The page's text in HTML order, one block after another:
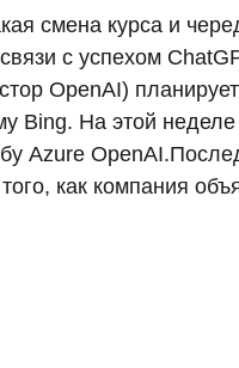
смена курса и
с успехом
OpenAI)
Bing. На этой
Azure
как компания